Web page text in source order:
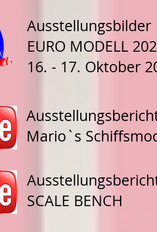
Ausstellungsbilder
EURO MODELL
16. - 17. Oktober
Mario`s
SCALE BENCH